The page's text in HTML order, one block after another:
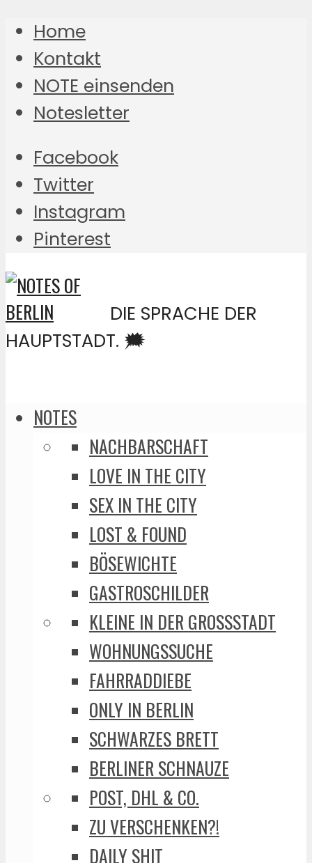
Home
Kontakt
NOTE einsenden
Notesletter
Facebook
Twitter
Instagram
Pinterest
DIE SPRACHE DER
HAUPTSTADT. 🗯️
NOTES
NACHBARSCHAFT
LOVE IN THE CITY
SEX IN THE CITY
LOST & FOUND
BÖSEWICHTE
GASTROSCHILDER
KLEINE IN DER GROSSSTADT
WOHNUNGSSUCHE
FAHRRADDIEBE
ONLY IN BERLIN
SCHWARZES BRETT
BERLINER SCHNAUZE
POST, DHL & CO.
ZU VERSCHENKEN?!
DAILY SHIT